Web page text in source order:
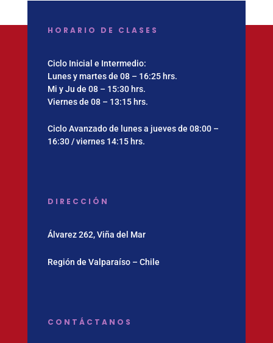
HORARIO DE CLASES
Ciclo Inicial e Intermedio:
Lunes y martes de 08 – 16:25 hrs.
Mi y Ju de 08 – 15:30 hrs.
Viernes de 08 – 13:15 hrs.
Ciclo Avanzado de lunes a jueves de 08:00 –
16:30 / viernes 14:15 hrs.
DIRECCIÓN
Álvarez 262, Viña del Mar
Región de Valparaíso – Chile
CONTÁCTANOS